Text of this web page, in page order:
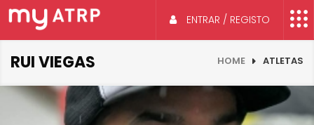
ENTRAR / REGISTO
RUI VIEGAS HOME ATLETAS